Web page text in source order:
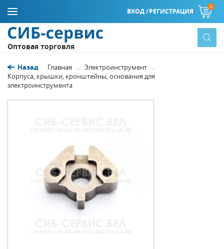
ВХОД /РЕГИСТРАЦИЯ
0
Оптовая торговля
Назад Главная
Электроинструмент
Корпуса, крышки, кронштейны, основания для
электроинструмента